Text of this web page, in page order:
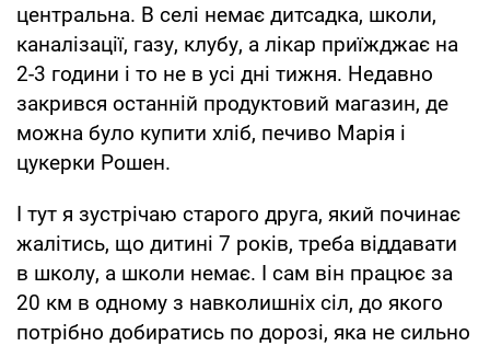
центральна. В селі немає дитсадка, школи,
каналізації, газу, клубу, а лікар приїжджає на
2-3 години і то не в усі дні тижня. Недавно
закрився останній продуктовий магазин, де
можна було купити хліб, печиво Марія і
цукерки Рошен.
І тут я зустрічаю старого друга, який починає
жалітись, що дитині 7 років, треба віддавати
в школу, а школи немає. І сам він працює за
20 км в одному з навколишніх сіл, до якого
потрібно добиратись по дорозі, яка не сильно